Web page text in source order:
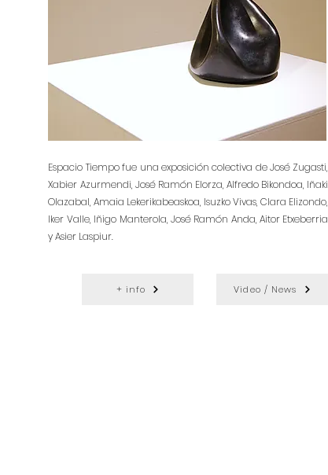
Espacio Tiempo fue una exposición colectiva de José Zugasti,
Xabier Azurmendi, José Ramón Elorza, Alfredo Bikondoa, Iñaki
Olazabal, Amaia Lekerikabeaskoa, Isuzko Vivas, Clara Elizondo,
Iker Valle, Iñigo Manterola, José Ramón Anda, Aitor Etxeberria
y Asier Laspiur.
+ info Video / News